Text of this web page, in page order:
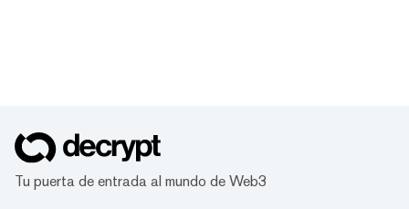
Tu puerta de entrada al mundo de Web3